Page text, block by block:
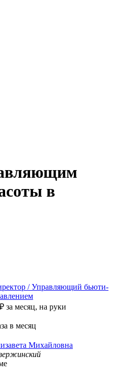
в
/ Управляющий бьюти-
₽ за месяц, на руки
в месяц
Михайловна